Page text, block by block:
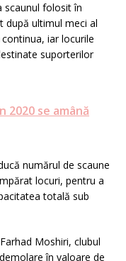
scaunul folosit în
după ultimul meci al
iar locurile
suporterilor
2020 se amână
numărul de scaune
locuri, pentru a
totală sub
Moshiri, clubul
în valoare de